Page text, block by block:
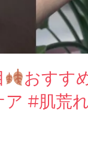
おすす
#肌荒